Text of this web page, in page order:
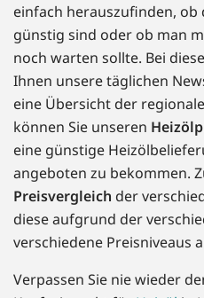
einfach herauszufinden, ob
günstig sind oder ob man
noch warten sollte. Bei
Ihnen unsere täglichen
eine Übersicht der
können Sie unseren
eine günstige
angeboten zu bekommen.
Preisvergleich der
diese aufgrund der
verschiedene Preisniveaus
Verpassen Sie nie wieder